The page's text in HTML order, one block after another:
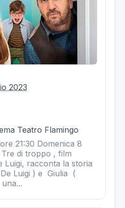
2023
Teatro Flamingo
21:30 Domenica 8
di troppo , film
Luigi, racconta la storia
Luigi ) e Giulia (